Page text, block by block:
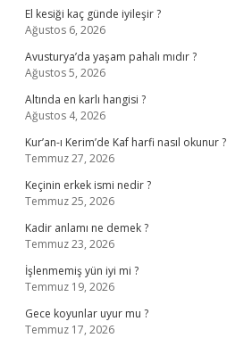
El kesiği kaç günde iyileşir ?
Ağustos 6, 2026
Avusturya’da yaşam pahalı mıdır ?
Ağustos 5, 2026
Altında en karlı hangisi ?
Ağustos 4, 2026
Kur’an-ı Kerim’de Kaf harfi nasıl okunur ?
Temmuz 27, 2026
Keçinin erkek ismi nedir ?
Temmuz 25, 2026
Kadir anlamı ne demek ?
Temmuz 23, 2026
İşlenmemiş yün iyi mi ?
Temmuz 19, 2026
Gece koyunlar uyur mu ?
Temmuz 17, 2026